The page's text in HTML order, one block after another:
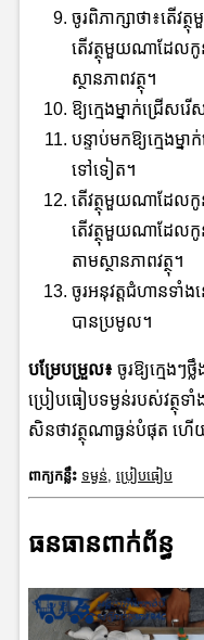
ចូរពិភាក្សាថា៖តើ
តើវត្ថុមួយណាដែលកូ
ស្ថានភាពវត្ថុ។
ឱ្យក្មេងម្នាក់ជ្រើ
បន្ទាប់មកឱ្យក្មេងម្
ទៅទៀត។
តើវត្ថុមួយណាដែល
តើវត្ថុមួយណាដែលកូ
តាមស្ថានភាពវត្ថុ។
ចូរអនុវត្តជំហានទាំង
បានប្រមូល។
បម្រែបម្រួល៖ ចូរឱ្យក្មេងៗថ្
ប្រៀបធៀបទម្ងន់របស់វត្ថុទ
សិនថាវត្ថុណាធ្ងន់បំផុត ហ
ពាក្យកន្លឹះ ទម្ងន់ ប្រៀបធៀប
ធនធានពាក់ព័ន្ធ